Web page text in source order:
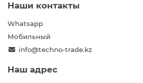
Наши контакты
Whatsapp
Мобильный
info@techno-trade.kz
Наш адрес